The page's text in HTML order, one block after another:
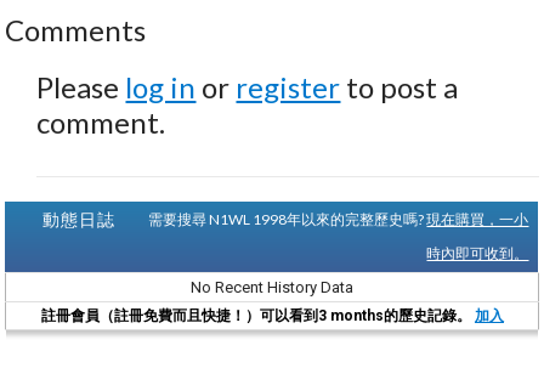
Comments
Please log in or register to post a
comment.
動態日誌 需要搜尋 N1WL 1998年以來的完整歷史嗎?現在購買，一小
時內即可收到。
No Recent History Data
註冊會員（註冊免費而且快捷！）可以看到3 months的歷史記錄。 加入